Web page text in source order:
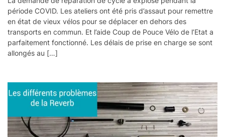
période COVID. Les ateliers ont été pris d’assaut pour remettre
en état de vieux vélos pour se déplacer en dehors des
transports en commun. Et l’aide Coup de Pouce Vélo de l’Etat a
parfaitement fonctionné. Les délais de prise en charge se sont
allongés au […]